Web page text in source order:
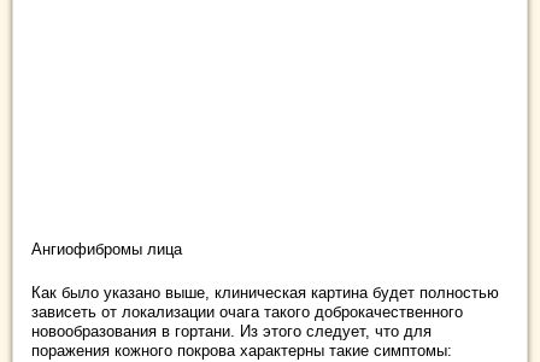
Ангиофибромы лица
Как было указано выше, клиническая картина будет полностью
зависеть от локализации очага такого доброкачественного
новообразования в гортани. Из этого следует, что для
поражения кожного покрова характерны такие симптомы: